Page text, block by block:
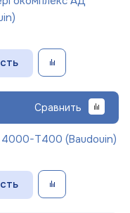
Сравнить
Т400 (Baudouin)